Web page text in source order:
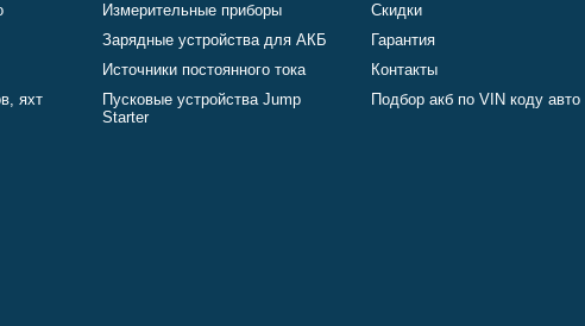
яхт
Измерительные приборы
Зарядные устройства для АКБ
Источники постоянного тока
Пусковые устройства Jump
Starter
Скидки
Гарантия
Контакты
Подбор акб по VIN коду авто